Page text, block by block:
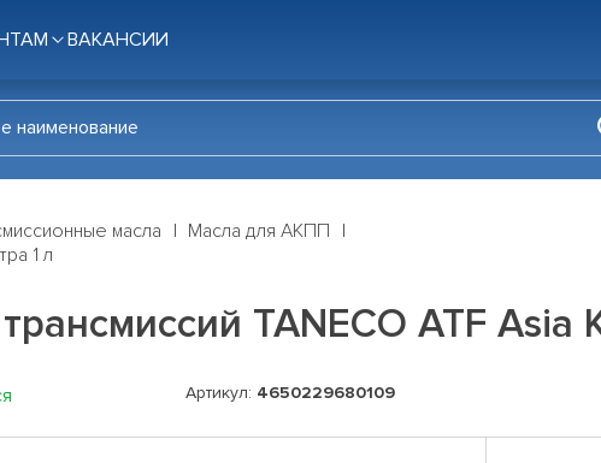
ВАКАНСИИ
масла
Масла для АКПП
1 л
TANECO ATF Asia
Артикул: 4650229680109